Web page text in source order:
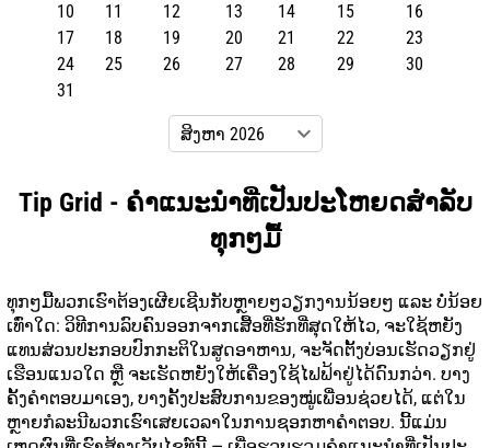
10
11 12 13 14 15
16
17
18 19 20 21 22
23
24
25 26 27 28 29
30
31
Tip Grid - ຄຳແນະນຳທີ່ເປັນປະໂຫຍດສຳລັບ
ທຸກໆມື້
ທຸກໆມື້ພວກເຮົາຕ້ອງເຜີຍເຊີນກັບຫຼາຍໆວຽກງານນ້ອຍໆ ແລະ ບໍ່ນ້ອຍ
ເທົ່າໃດ: ວິທີການລົບຄົນອອກຈາກເສື້ອທີ່ຮັກທີ່ສຸດໃຫ້ໄວ, ຈະໃຊ້ຫຍັງ
ແທນສ່ວນປະກອບປົກກະຕິໃນສູດອາຫານ, ຈະຈັດຕັ້ງບ່ອນເຮັດວຽກຢູ່
ເຮືອນແນວໃດ ຫຼື ຈະເຮັດຫຍັງໃຫ້ເຄື່ອງໃຊ້ໄຟຟ້າຢູ່ໄດ້ດົນກວ່າ. ບາງ
ຄັ້ງຄໍາຕອບມາເອງ, ບາງຄັ້ງປະສົບການຂອງໝູ່ເພື່ອນຊ່ວຍໄດ້, ແຕ່ໃນ
ຫຼາຍກໍລະນີພວກເຮົາເສຍເວລາໃນການຊອກຫາຄໍາຕອບ. ນີ້ແມ່ນ